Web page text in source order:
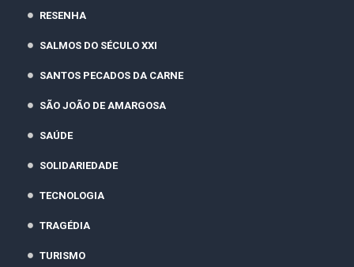
RESENHA
SALMOS DO SÉCULO XXI
SANTOS PECADOS DA CARNE
SÃO JOÃO DE AMARGOSA
SAÚDE
SOLIDARIEDADE
TECNOLOGIA
TRAGÉDIA
TURISMO